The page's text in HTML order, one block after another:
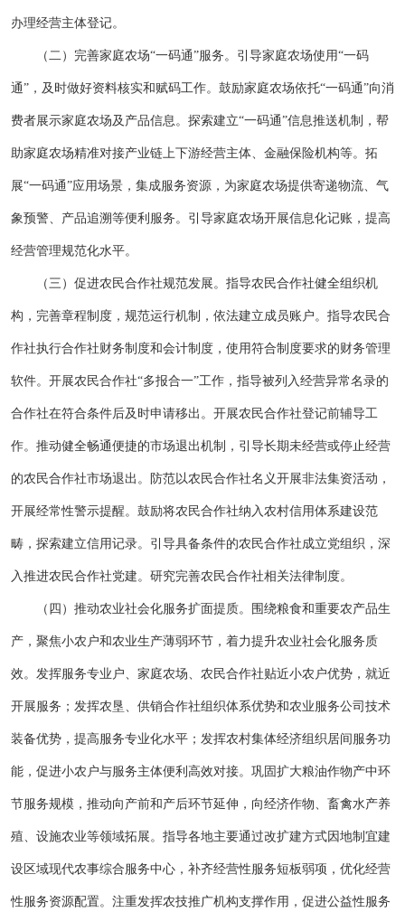
办理经营主体登记。
（二）完善家庭农场“一码通”服务。引导家庭农场使用“一码
通”，及时做好资料核实和赋码工作。鼓励家庭农场依托“一码通”向消
费者展示家庭农场及产品信息。探索建立“一码通”信息推送机制，帮
助家庭农场精准对接产业链上下游经营主体、金融保险机构等。拓
展“一码通”应用场景，集成服务资源，为家庭农场提供寄递物流、气
象预警、产品追溯等便利服务。引导家庭农场开展信息化记账，提高
经营管理规范化水平。
（三）促进农民合作社规范发展。指导农民合作社健全组织机
构，完善章程制度，规范运行机制，依法建立成员账户。指导农民合
作社执行合作社财务制度和会计制度，使用符合制度要求的财务管理
软件。开展农民合作社“多报合一”工作，指导被列入经营异常名录的
合作社在符合条件后及时申请移出。开展农民合作社登记前辅导工
作。推动健全畅通便捷的市场退出机制，引导长期未经营或停止经营
的农民合作社市场退出。防范以农民合作社名义开展非法集资活动，
开展经常性警示提醒。鼓励将农民合作社纳入农村信用体系建设范
畴，探索建立信用记录。引导具备条件的农民合作社成立党组织，深
入推进农民合作社党建。研究完善农民合作社相关法律制度。
（四）推动农业社会化服务扩面提质。围绕粮食和重要农产品生
产，聚焦小农户和农业生产薄弱环节，着力提升农业社会化服务质
效。发挥服务专业户、家庭农场、农民合作社贴近小农户优势，就近
开展服务；发挥农垦、供销合作社组织体系优势和农业服务公司技术
装备优势，提高服务专业化水平；发挥农村集体经济组织居间服务功
能，促进小农户与服务主体便利高效对接。巩固扩大粮油作物产中环
节服务规模，推动向产前和产后环节延伸，向经济作物、畜禽水产养
殖、设施农业等领域拓展。指导各地主要通过改扩建方式因地制宜建
设区域现代农事综合服务中心，补齐经营性服务短板弱项，优化经营
性服务资源配置。注重发挥农技推广机构支撑作用，促进公益性服务